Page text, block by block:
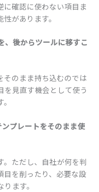
に確認に使わない項目ま
があります。
、後からツールに移すこ
そのまま持ち込むのでは
を見直す機会として使う
プレートをそのまま使
。ただし、自社が何を判
を削ったり、必要な設
ます。